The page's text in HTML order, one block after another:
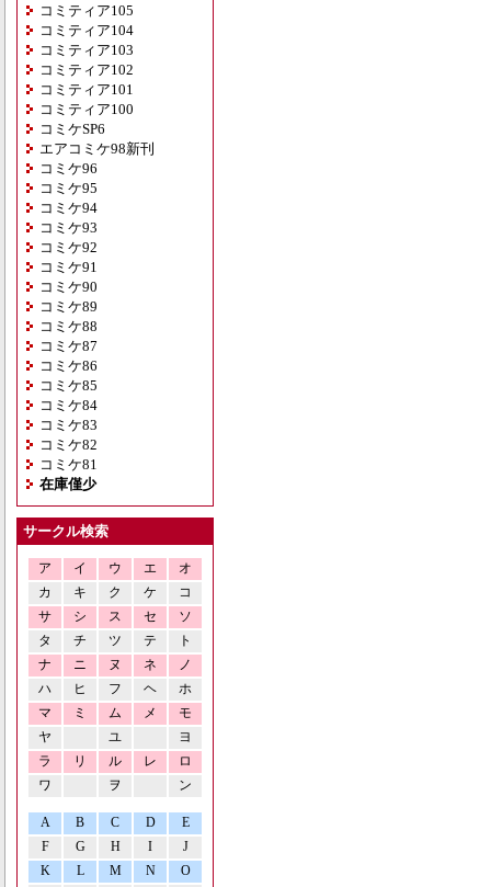
コミティア105
コミティア104
コミティア103
コミティア102
コミティア101
コミティア100
コミケSP6
エアコミケ98新刊
コミケ96
コミケ95
コミケ94
コミケ93
コミケ92
コミケ91
コミケ90
コミケ89
コミケ88
コミケ87
コミケ86
コミケ85
コミケ84
コミケ83
コミケ82
コミケ81
在庫僅少
サークル検索
ア イ ウ エ
オ
カ
キ ク ケ
コ
サ
シ ス セ
ソ
タ
チ ツ テ
ト
ナ
ニ ヌ ネ
ノ
ハ
ヒ フ ヘ
ホ
マ
ミ ム メ
モ
ヤ
ユ
ヨ
ラ
リ ル レ
ロ
ワ
ヲ ン
A B C D
E
F
G H I
J
K
L M N O